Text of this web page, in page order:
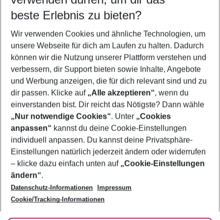
5-8 Nächte
2 Erwachsene Keine Kinder
Mehr Filter anzeigen
Footer
Footer navigation
Über uns
AGB
Bestpreisgarantie
Cookie-Einstellungen ändern
Cookie-Richtlinie
Agenturbetreuung
Barrierefreies Reisen
Folge uns
beste Erlebnis zu bieten?
Wir verwenden Cookies und ähnliche Technologien, um
unsere Webseite für dich am Laufen zu halten. Dadurch
können wir die Nutzung unserer Plattform verstehen und
verbessern, dir Support bieten sowie Inhalte, Angebote
und Werbung anzeigen, die für dich relevant sind und zu
dir passen. Klicke auf „Alle akzeptieren“, wenn du
einverstanden bist. Dir reicht das Nötigste? Dann wähle
„Nur notwendige Cookies“. Unter „Cookies
anpassen“ kannst du deine Cookie-Einstellungen
individuell anpassen. Du kannst deine Privatsphäre-
Einstellungen natürlich jederzeit ändern oder widerrufen
– klicke dazu einfach unten auf „Cookie-Einstellungen
ändern“.
Datenschutz-Informationen
Impressum
Cookie/Tracking-Informationen